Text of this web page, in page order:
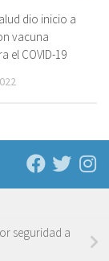
dio inicio a
vacuna
el COVID-19
seguridad a